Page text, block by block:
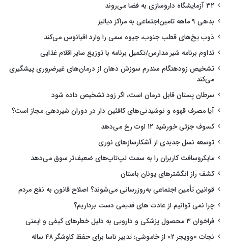
۳۲ آزمایشگاه داروسازی به فضا می‌روند
بدهی ۹ ماهه تامین‌اجتماعی به مراکز دیالیز
ذوب یخ‌های قطب جنوب، جیوه سمی را وارد اقیانوس می‌کند
تداوم برنامه شیر مدارس/تکمیل برنامه با توزیع سایر اقلام غذایی
تشخیص زودهنگام سندرم سوزش دهان از درمان‌های غیرضروری پیشگیری
می‌کند
سرطان پستان قابل درمان است، اگر زود تشخیص داده شود
آیا مصرف قهوه و نوشیدنی‌های کافئین دار در دوران شیردهی مجاز است؟
کسوف جزئی خورشید ۱۲ اوت رخ می‌دهد
توسعه نسل جدیدی از آشکارسازهای نوری
مایکروسافت کاربران را به سمت لپ‌تاپ‌های ضعیف‌تر سوق می‌دهد
کشف راز انگشترهای یونان باستان
قوانین تأمین اجتماعی به‌روزرسانی می‌شوند؟ اصلاح قانون به نفع مردم
چرا نمی توانیم از عادت های قدیمی دست برداریم؟
فراخوان ۳ محصول پزشکی و دارویی به دلیل خطرهای کیفی و ایمنی
نجات «وویجر ۲» از خاموشی؛ تدبیر ناسا برای حفظ کاوشگر ۴۸ ساله